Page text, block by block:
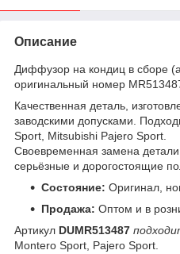
Описание
Диффузор на кондиц в сборе
оригинальный номер
Качественная деталь,
заводскими допусками.
Sport, Mitsubishi Pajero Sport.
Своевременная замена
серьёзные и дорогостоящие
Состояние: Оригинал,
Продажа: Оптом и в
Артикул DUMR513487
Montero Sport, Pajero Sport.